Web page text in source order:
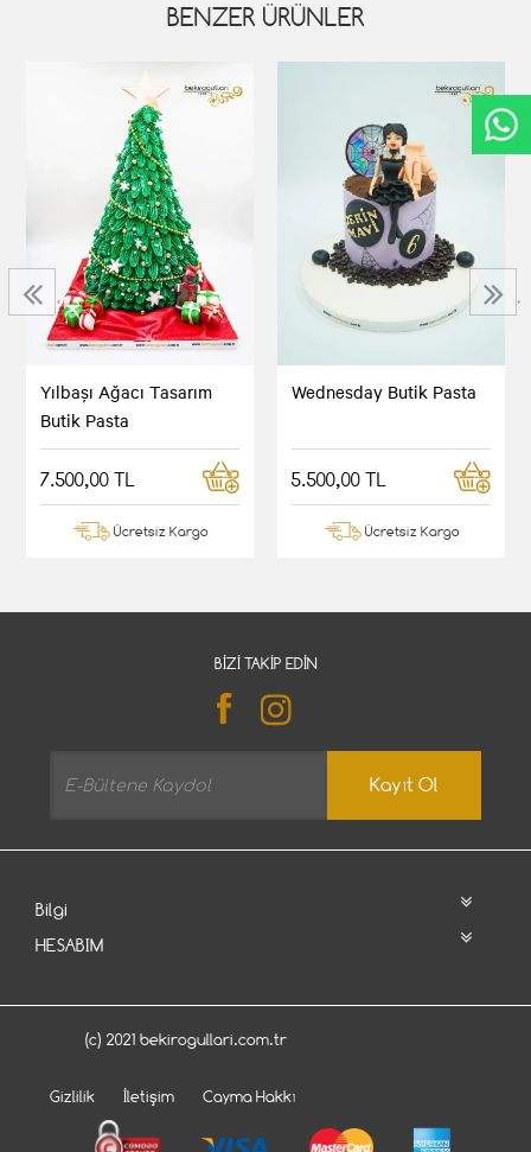
BENZER ÜRÜNLER
Yılbaşı Ağacı Tasarım
Butik Pasta
7.500,00 TL
Ücretsiz Kargo
Wednesday Butik Pasta
5.500,00 TL
Ücretsiz Kargo
‹ ›
BIZI TAKIP EDIN
Kayıt Ol
Bilgi
HESABIM
(c) 2021 bekirogullari.com.tr
Gizlilik İletişim Cayma Hakkı